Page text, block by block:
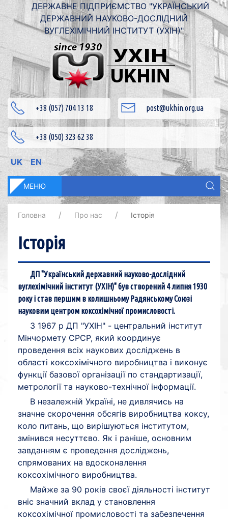
ДЕРЖАВНЕ ПІДПРИЄМСТВО "УКРАЇНСЬКИЙ
ДЕРЖАВНИЙ НАУКОВО-ДОСЛІДНИЙ
ВУГЛЕХІМІЧНИЙ ІНСТИТУТ (УХІН)"
+38 (057) 704 13 18 post@ukhin.org.ua
+38 (050) 323 62 38
UK EN
МЕНЮ
Головна Про нас Історія
Історія
ДП "Український державний науково-дослідний
вуглехімічний інститут (УХІН)" був створений 4 липня 1930
року і став першим в колишньому Радянському Союзі
науковим центром коксохімічної промисловості.
З 1967 р ДП "УХІН" - центральний інститут
Мінчормету СРСР, який координує
проведення всіх наукових досліджень в
області коксохімічного виробництва і виконує
функції базової організації по стандартизації,
метрології та науково-технічної інформації.
В незалежній Україні, не дивлячись на
значне скорочення обсягів виробництва коксу,
коло питань, що вирішуються інститутом,
змінився несуттєво. Як і раніше, основним
завданням є проведення досліджень,
спрямованих на вдосконалення
коксохімічного виробництва.
Майже за 90 років своєї діяльності інститут
вніс значний вклад у становлення
коксохімічної промисловості та забезпечення